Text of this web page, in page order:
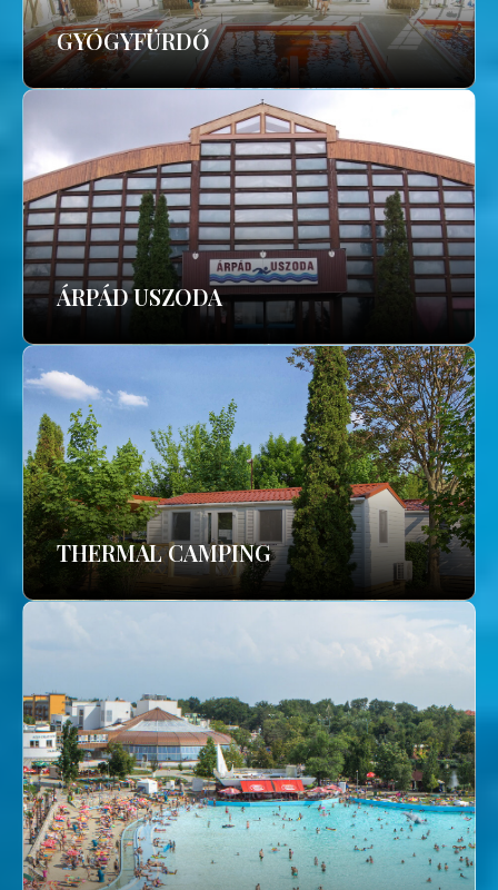
GYÓGYFÜRDŐ
ÁRPÁD USZODA
THERMAL CAMPING